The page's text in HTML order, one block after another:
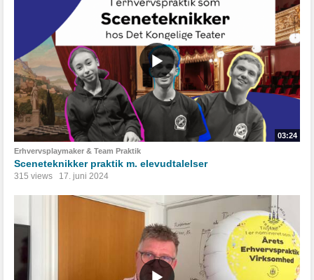
03:24
Erhvervsplaymaker & Team Praktik
Sceneteknikker praktik m. elevudtalelser
315 views 17. juni 2024